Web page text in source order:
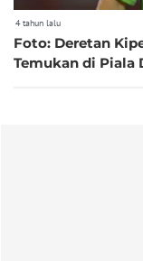
4 tahun lalu
Foto: Deretan
Temukan di Piala